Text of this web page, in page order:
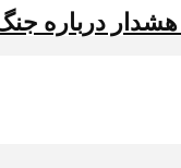
درباره